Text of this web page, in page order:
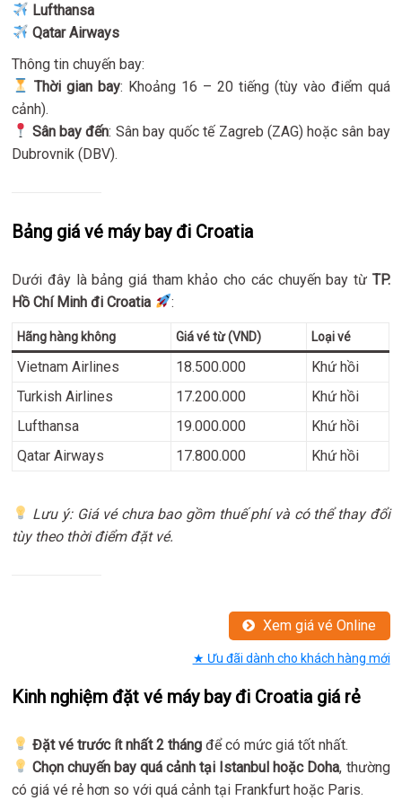
Lufthansa
Qatar Airways
Thông tin chuyến bay:
Thời gian bay: Khoảng 16 – 20 tiếng (tùy vào điểm quá
cảnh).
Sân bay đến: Sân bay quốc tế Zagreb (ZAG) hoặc sân bay
Dubrovnik (DBV).
Bảng giá vé máy bay đi Croatia
Dưới đây là bảng giá tham khảo cho các chuyến bay từ TP.
Hồ Chí Minh đi Croatia
:
Hãng hàng không Giá vé từ (VND) Loại vé
Vietnam Airlines 18.500.000
Khứ hồi
Turkish Airlines
17.200.000
Khứ hồi
Lufthansa
19.000.000
Khứ hồi
Qatar Airways
17.800.000 Khứ hồi
Lưu ý: Giá vé chưa bao gồm thuế phí và có thể thay đổi
tùy theo thời điểm đặt vé.
Xem giá vé Online
★ Ưu đãi dành cho khách hàng mới
Kinh nghiệm đặt vé máy bay đi Croatia giá rẻ
Đặt vé trước ít nhất 2 thángđể có mức giá tốt nhất.
Chọn chuyến bay quá cảnh tại Istanbul hoặc Doha, thường
có giá vé rẻ hơn so với quá cảnh tại Frankfurt hoặc Paris.